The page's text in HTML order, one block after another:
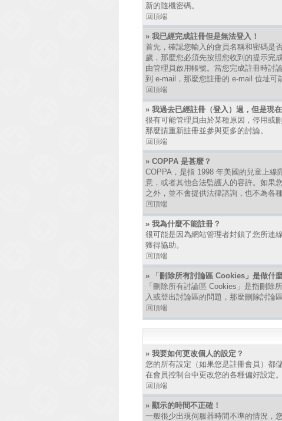
新的隨機密碼。
回頂端
» 我已經完成註冊但是無法登入！
首先，確認您輸入的會員名稱和密碼是
歲，那麼您必須先按照您收到的提示完
由管理員啟用帳號。當您完成註冊時討
到 e-mail，那麼您註冊的 e-mail 位址可
回頂端
» 我過去已經註冊（登入）過，但是現
很有可能管理員由於某種原因，停用或
那麼請重新註冊並參與更多的討論。
回頂端
» COPPA 是甚麼？
COPPA，是指 1998 年美國的兒童上線
意，或者其他合法監護人的容許。如果
之外，並不會提供法律諮詢，也不為各
回頂端
» 我為什麼不能註冊？
很可能是因為網站管理者封鎖了您所連
獲得協助。
回頂端
» 「刪除所有討論區 Cookies」是做什
「刪除所有討論區 Cookies」是指刪
入或登出討論區的問題，那麼刪除討論
回頂端
» 我要如何更改個人的設定？
您的所有設定（如果您是註冊會員）都
在會員控制台中更改您的各種偏好設定。
回頂端
» 顯示的時間不正確！
一般很少出現伺服器時間不準的情況，